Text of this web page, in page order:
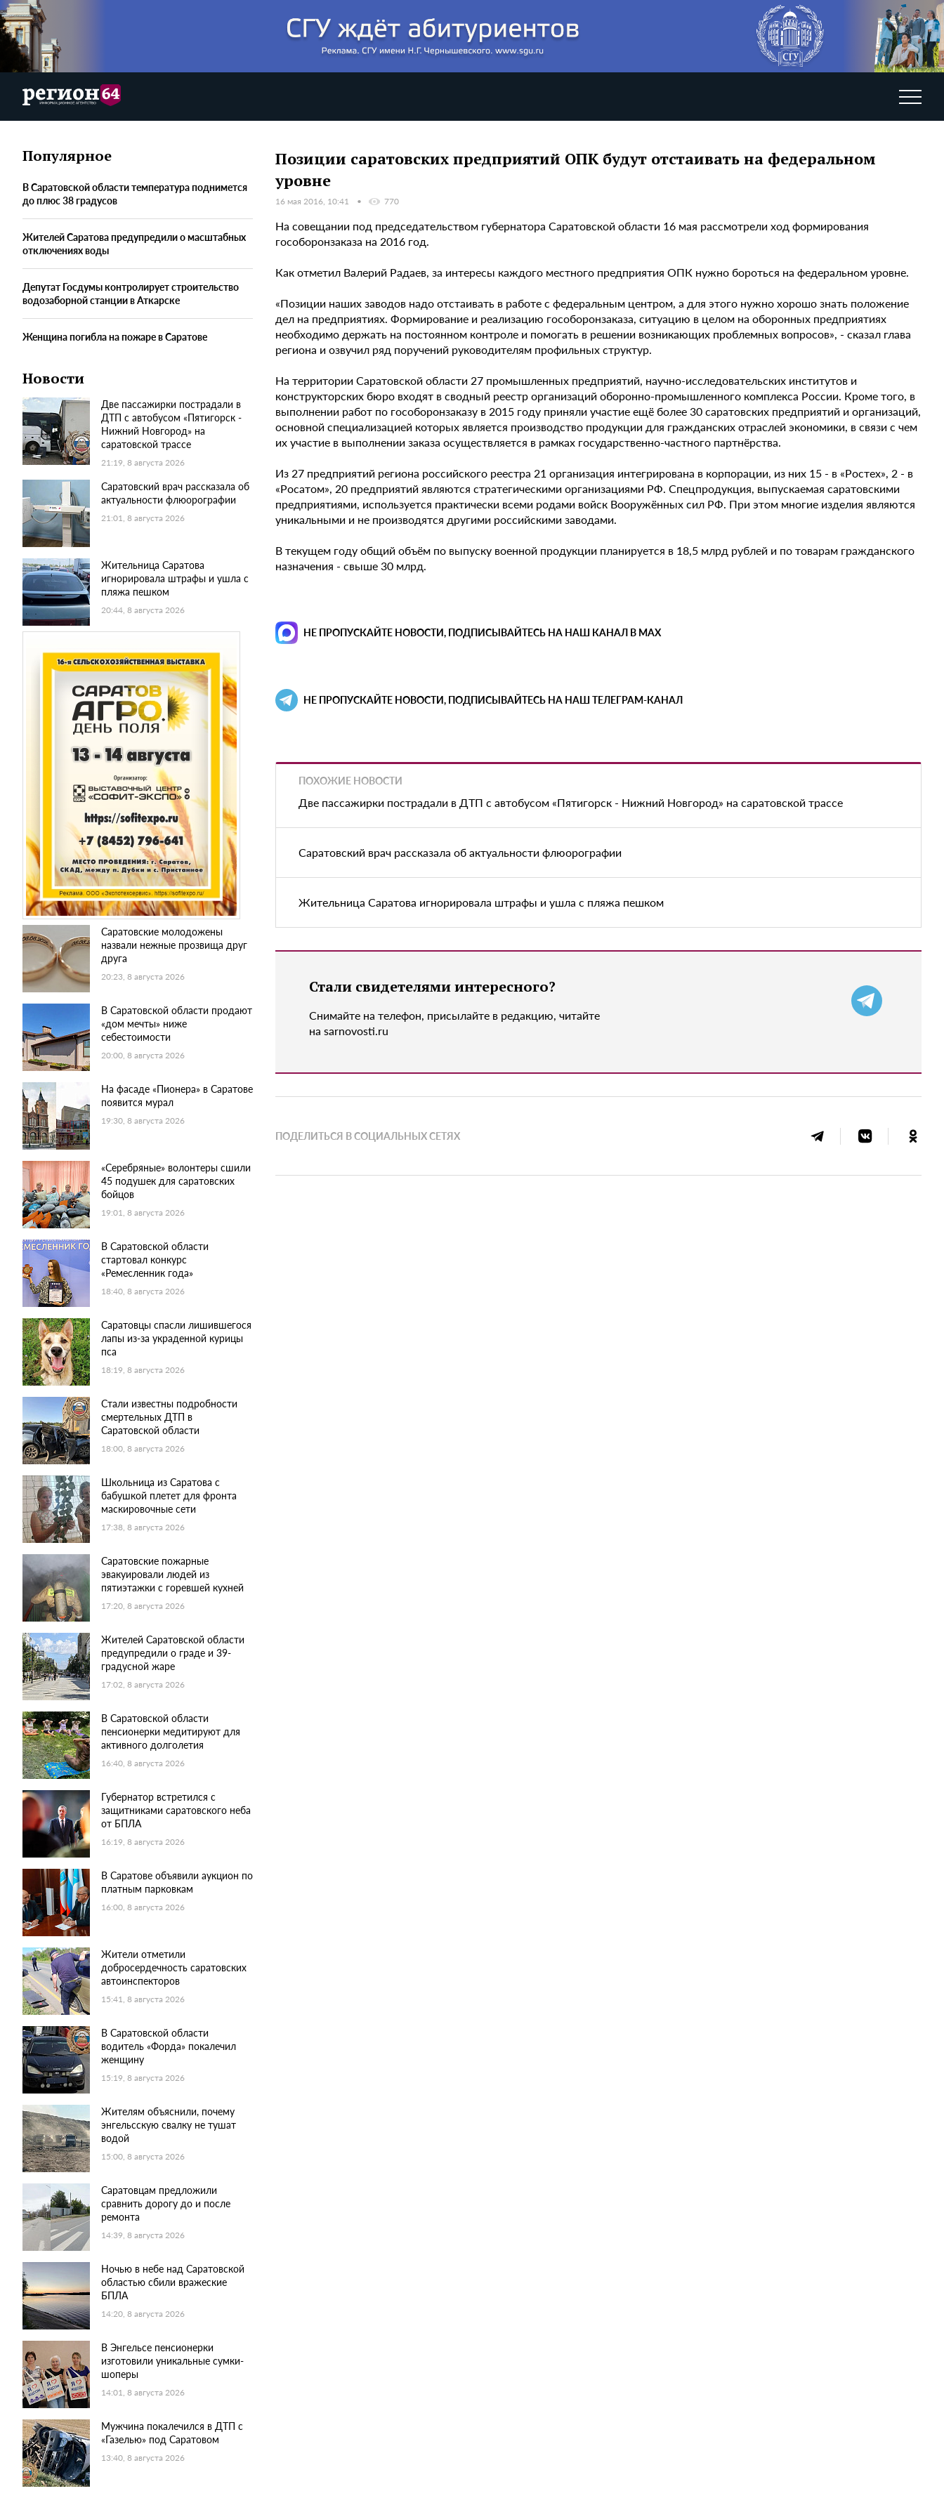
Популярное
В Саратовской области температура поднимется
до плюс 38 градусов
Жителей Саратова предупредили о масштабных
отключениях воды
Депутат Госдумы контролирует строительство
водозаборной станции в Аткарске
Женщина погибла на пожаре в Саратове
Новости
Две пассажирки пострадали в
ДТП с автобусом «Пятигорск -
Нижний Новгород» на
саратовской трассе
21:19, 8 августа 2026
Саратовский врач рассказала об
актуальности флюорографии
21:01, 8 августа 2026
Жительница Саратова
игнорировала штрафы и ушла с
пляжа пешком
20:44, 8 августа 2026
Саратовские молодожены
назвали нежные прозвища друг
друга
20:23, 8 августа 2026
В Саратовской области продают
«дом мечты» ниже
себестоимости
20:00, 8 августа 2026
На фасаде «Пионера» в Саратове
появится мурал
19:30, 8 августа 2026
«Серебряные» волонтеры сшили
45 подушек для саратовских
бойцов
19:01, 8 августа 2026
В Саратовской области
стартовал конкурс
«Ремесленник года»
18:40, 8 августа 2026
Саратовцы спасли лишившегося
лапы из-за украденной курицы
пса
18:19, 8 августа 2026
Стали известны подробности
смертельных ДТП в
Саратовской области
18:00, 8 августа 2026
Школьница из Саратова с
бабушкой плетет для фронта
маскировочные сети
17:38, 8 августа 2026
Саратовские пожарные
эвакуировали людей из
пятиэтажки с горевшей кухней
17:20, 8 августа 2026
Жителей Саратовской области
предупредили о граде и 39-
градусной жаре
17:02, 8 августа 2026
В Саратовской области
пенсионерки медитируют для
активного долголетия
16:40, 8 августа 2026
Губернатор встретился с
защитниками саратовского неба
от БПЛА
16:19, 8 августа 2026
В Саратове объявили аукцион по
платным парковкам
16:00, 8 августа 2026
Жители отметили
добросердечность саратовских
автоинспекторов
15:41, 8 августа 2026
В Саратовской области
водитель «Форда» покалечил
женщину
15:19, 8 августа 2026
Жителям объяснили, почему
энгельсскую свалку не тушат
водой
15:00, 8 августа 2026
Саратовцам предложили
сравнить дорогу до и после
ремонта
14:39, 8 августа 2026
Ночью в небе над Саратовской
областью сбили вражеские
БПЛА
14:20, 8 августа 2026
В Энгельсе пенсионерки
изготовили уникальные сумки-
шоперы
14:01, 8 августа 2026
Мужчина покалечился в ДТП с
«Газелью» под Саратовом
13:40, 8 августа 2026
Позиции саратовских предприятий ОПК будут отстаивать на федеральном
уровне
16 мая 2016, 10:41 770
На совещании под председательством губернатора Саратовской области 16 мая рассмотрели ход формирования
гособоронзаказа на 2016 год.
Как отметил Валерий Радаев, за интересы каждого местного предприятия ОПК нужно бороться на федеральном уровне.
«Позиции наших заводов надо отстаивать в работе с федеральным центром, а для этого нужно хорошо знать положение
дел на предприятиях. Формирование и реализацию гособоронзаказа, ситуацию в целом на оборонных предприятиях
необходимо держать на постоянном контроле и помогать в решении возникающих проблемных вопросов», - сказал глава
региона и озвучил ряд поручений руководителям профильных структур.
На территории Саратовской области 27 промышленных предприятий, научно-исследовательских институтов и
конструкторских бюро входят в сводный реестр организаций оборонно-промышленного комплекса России. Кроме того, в
выполнении работ по гособоронзаказу в 2015 году приняли участие ещё более 30 саратовских предприятий и организаций,
основной специализацией которых является производство продукции для гражданских отраслей экономики, в связи с чем
их участие в выполнении заказа осуществляется в рамках государственно-частного партнёрства.
Из 27 предприятий региона российского реестра 21 организация интегрирована в корпорации, из них 15 - в «Ростех», 2 - в
«Росатом», 20 предприятий являются стратегическими организациями РФ. Спецпродукция, выпускаемая саратовскими
предприятиями, используется практически всеми родами войск Вооружённых сил РФ. При этом многие изделия являются
уникальными и не производятся другими российскими заводами.
В текущем году общий объём по выпуску военной продукции планируется в 18,5 млрд рублей и по товарам гражданского
назначения - свыше 30 млрд.
НЕ ПРОПУСКАЙТЕ НОВОСТИ, ПОДПИСЫВАЙТЕСЬ НА НАШ КАНАЛ В MAX
НЕ ПРОПУСКАЙТЕ НОВОСТИ, ПОДПИСЫВАЙТЕСЬ НА НАШ ТЕЛЕГРАМ-КАНАЛ
ПОХОЖИЕ НОВОСТИ
Две пассажирки пострадали в ДТП с автобусом «Пятигорск - Нижний Новгород» на саратовской трассе
Саратовский врач рассказала об актуальности флюорографии
Жительница Саратова игнорировала штрафы и ушла с пляжа пешком
Стали свидетелями интересного?
Снимайте на телефон, присылайте в редакцию, читайте
на sarnovosti.ru
ПОДЕЛИТЬСЯ В СОЦИАЛЬНЫХ СЕТЯХ